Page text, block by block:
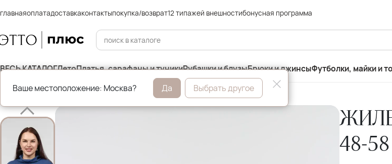
главнаяоплатадоставкаконтактыпокупка/возврат12 типажей внешностибонусная программа
ВЕСЬ КАТАЛОГЛетоПлатья, сарафаны и туникиРубашки и блузыБрюки и джинсыФутболки, майки и
Главная Жилеты
48-58
Ваше местоположение: Москва? Да Выбрать другое